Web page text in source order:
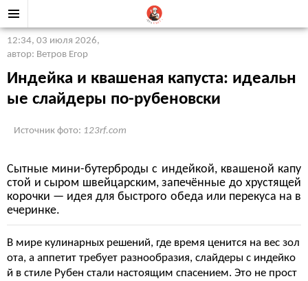
12:34, 03 июля 2026,
автор: Ветров Егор
Индейка и квашеная капуста: идеальн
ые слайдеры по-рубеновски
Источник фото: 123rf.com
Сытные мини-бутерброды с индейкой, квашеной капу
стой и сыром швейцарским, запечённые до хрустящей
корочки — идея для быстрого обеда или перекуса на в
ечеринке.
В мире кулинарных решений, где время ценится на вес зол
ота, а аппетит требует разнообразия, слайдеры с индейко
й в стиле Рубен стали настоящим спасением. Это не прост